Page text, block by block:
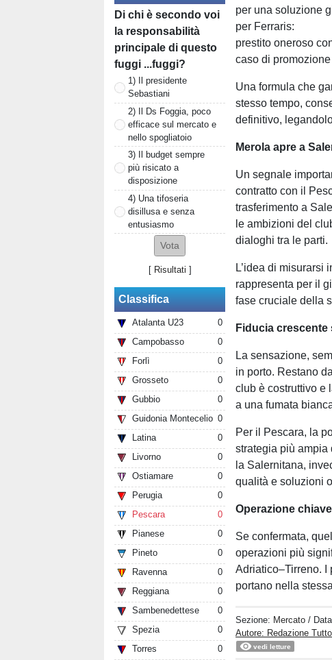
Di chi è secondo voi
la responsabilità
principale di questo
fuggi ...fuggi?
1) Il presidente
Sebastiani
2) Il Ds Foggia, poco
efficace sul mercato e
nello spogliatoio
3) Il budget sempre
più risicato a
disposizione
4) Una tifoseria
disillusa e senza
entusiasmo
[ Risultati ]
Classifica
Atalanta U23
0
Campobasso
0
Forlì
0
Grosseto
0
Gubbio
0
Guidonia Montecelio 0
Latina
0
Livorno
0
Ostiamare
0
Perugia
0
Pescara
0
Pianese
0
Pineto
0
Ravenna
0
Reggiana
0
Sambenedettese
0
Spezia
0
Torres
0
per una soluzione
per Ferraris:
prestito oneroso
caso di
Una formula che
stesso tempo,
definitivo,
Merola apre a
Un segnale
contratto con il
trasferimento a
le ambizioni del
dialoghi tra le parti.
L’idea di misurarsi
rappresenta per il
fase cruciale della
Fiducia
La sensazione,
in porto. Restano
club è costruttivo e
a una fumata
Per il Pescara, la
strategia più ampia
la Salernitana,
qualità e soluzioni
Operazione
Se confermata,
operazioni più
Adriatico–Tirreno. I
portano nella
Sezione: Mercato /
Autore: Redazione
vedi letture